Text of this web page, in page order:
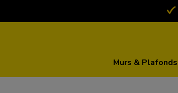
Murs & Plafonds